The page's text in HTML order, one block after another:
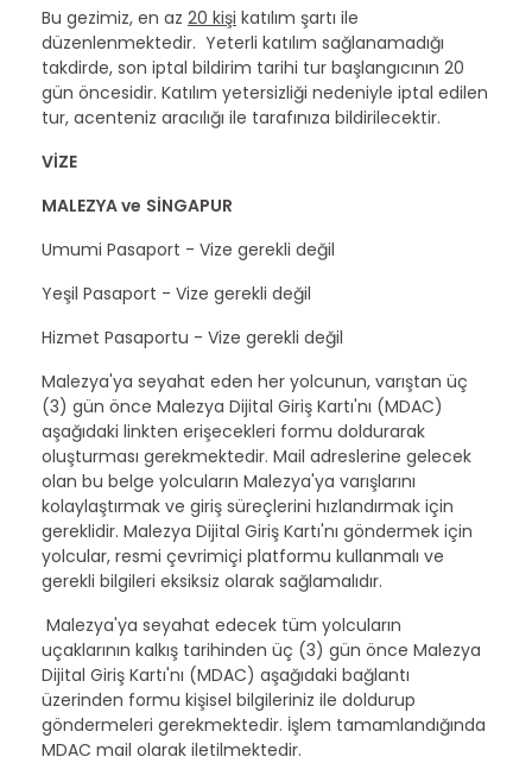
Bu gezimiz, en az 20 kişi katılım şartı ile
düzenlenmektedir. Yeterli katılım sağlanamadığı
takdirde, son iptal bildirim tarihi tur başlangıcının 20
gün öncesidir. Katılım yetersizliği nedeniyle iptal edilen
tur, acenteniz aracılığı ile tarafınıza bildirilecektir.
VİZE
MALEZYA ve SİNGAPUR
Umumi Pasaport - Vize gerekli değil
Yeşil Pasaport - Vize gerekli değil
Hizmet Pasaportu - Vize gerekli değil
Malezya'ya seyahat eden her yolcunun, varıştan üç
(3) gün önce Malezya Dijital Giriş Kartı'nı (MDAC)
aşağıdaki linkten erişecekleri formu doldurarak
oluşturması gerekmektedir. Mail adreslerine gelecek
olan bu belge yolcuların Malezya'ya varışlarını
kolaylaştırmak ve giriş süreçlerini hızlandırmak için
gereklidir. Malezya Dijital Giriş Kartı'nı göndermek için
yolcular, resmi çevrimiçi platformu kullanmalı ve
gerekli bilgileri eksiksiz olarak sağlamalıdır.
Malezya'ya seyahat edecek tüm yolcuların
uçaklarının kalkış tarihinden üç (3) gün önce Malezya
Dijital Giriş Kartı'nı (MDAC) aşağıdaki bağlantı
üzerinden formu kişisel bilgileriniz ile doldurup
göndermeleri gerekmektedir. İşlem tamamlandığında
MDAC mail olarak iletilmektedir.